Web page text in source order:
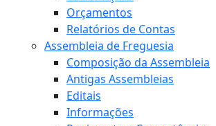
Orçamentos
Relatórios de Contas
Assembleia de Freguesia
Composição da Assembleia
Antigas Assembleias
Editais
Informações